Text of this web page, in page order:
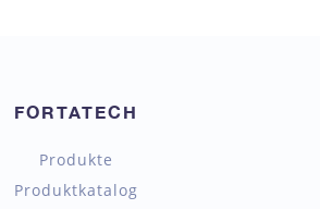
FORTATECH
Produkte
Produktkatalog